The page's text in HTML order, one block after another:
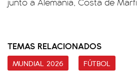
TEMAS RELACIONADOS
MUNDIAL 2026 FÚTBOL